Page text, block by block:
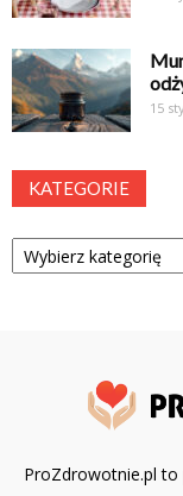
15
KATEGORIE
Kategorie
ProZdrowotnie.pl